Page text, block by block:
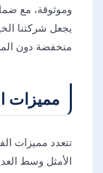
وموثوقة، مع
يجعل شركتنا
منخفضة دون
مميزات
تتعدد مميزات
الأمثل وسط